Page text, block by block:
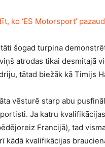
ko ‘ES Motorsport’
šogad turpina
atrodas tikai desmitajā
tātad biežāk kā Timijs
vēsturē starp abu
Ja katru
Francijā), tad
kādā kvalifikācijas